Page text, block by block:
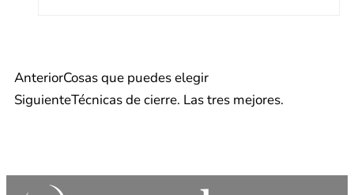
AnteriorCosas que puedes elegir
SiguienteTécnicas de cierre. Las tres mejores.